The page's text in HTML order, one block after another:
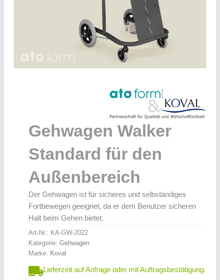
Gehwagen Walker
Standard für den
Außenbereich
Der Gehwagen ist für sicheres und selbständiges
Fortbewegen geeignet, da er dem Benutzer sicheren
Halt beim Gehen bietet.
Art-Nr.: KA-GW-2022
Kategorie: Gehwagen
Marke: Koval
Lieferzeit auf Anfrage oder mit Auftragsbestätigung.